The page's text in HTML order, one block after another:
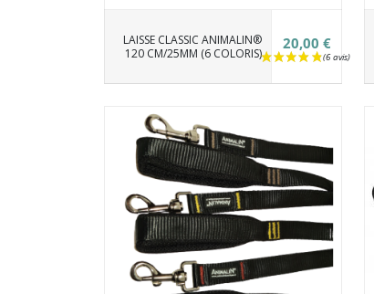
LAISSE CLASSIC ANIMALIN®
120 CM/25MM (6 COLORIS)
20,00 €